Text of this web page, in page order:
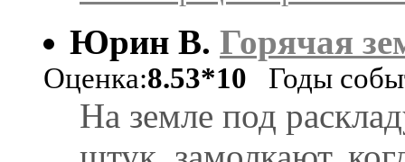
Юрин В. Горячая
Оценка:8.53*10 Годы
На земле под